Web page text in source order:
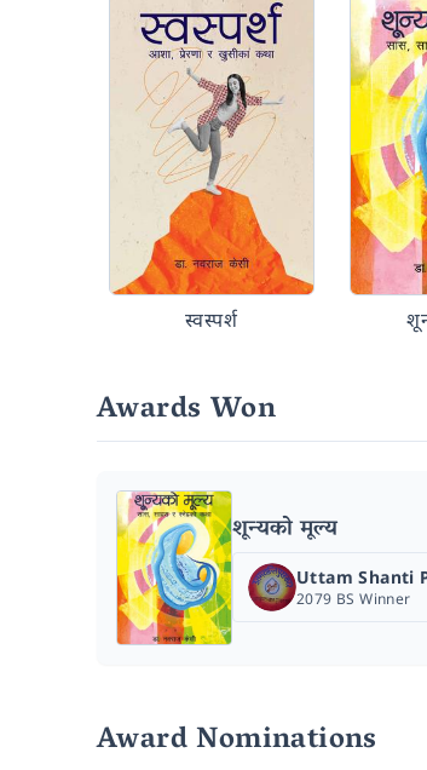
स्वस्पर्श
Awards Won
शून्यको मूल्य
Uttam Shanti
2079 BS Winner
Award Nominations